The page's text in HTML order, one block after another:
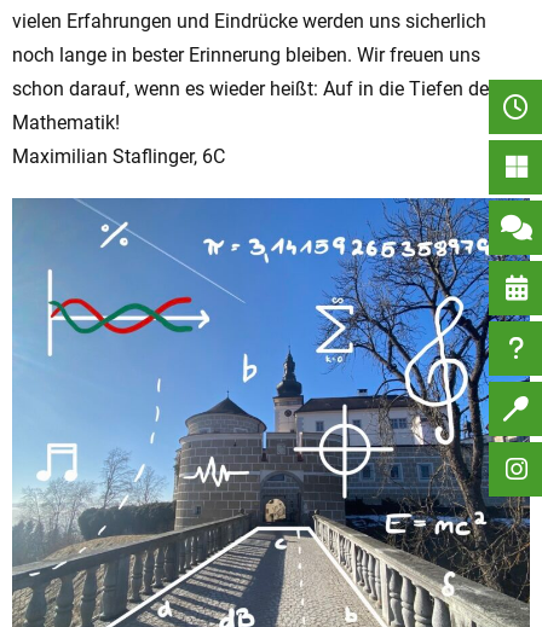
vielen Erfahrungen und Eindrücke werden uns sicherlich
noch lange in bester Erinnerung bleiben. Wir freuen uns
schon darauf, wenn es wieder heißt: Auf in die Tiefen der
Mathematik!
Maximilian Staflinger, 6C